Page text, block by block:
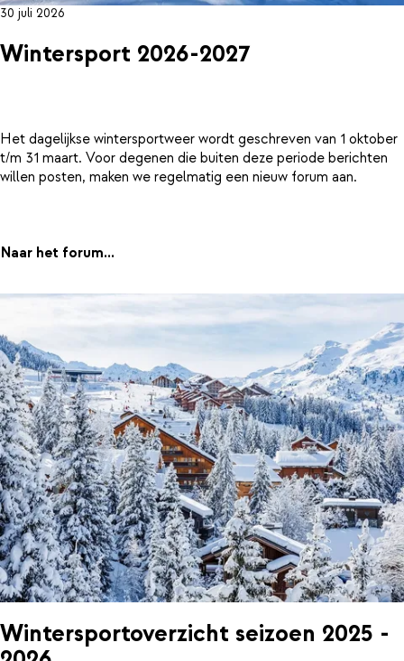
30 juli 2026
Wintersport 2026-2027
Het dagelijkse wintersportweer wordt geschreven van 1 oktober
t/m 31 maart. Voor degenen die buiten deze periode berichten
willen posten, maken we regelmatig een nieuw forum aan.
Naar het forum...
Wintersportoverzicht seizoen 2025 -